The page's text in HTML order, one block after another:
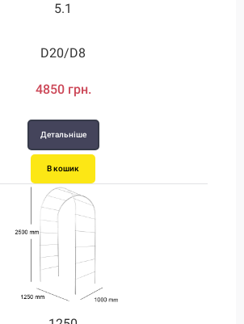
5.1
D20/D8
4850 грн.
Детальніше
В кошик